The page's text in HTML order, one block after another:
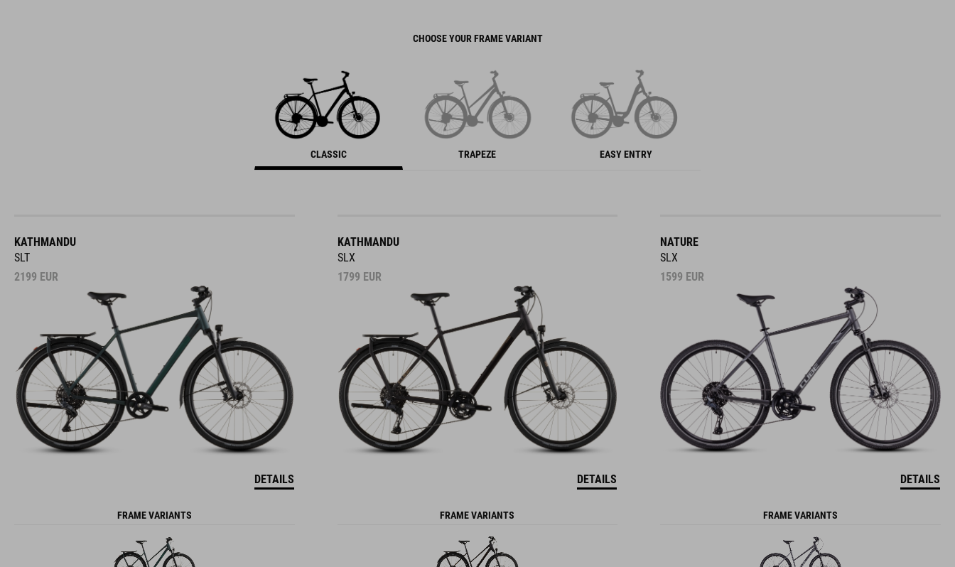
CHOOSE YOUR FRAME VARIANT
CLASSIC TRAPEZE EASY ENTRY
KATHMANDU
SLT
2199 EUR
DETAILS
FRAME VARIANTS
KATHMANDU
SLX
1799 EUR
DETAILS
FRAME VARIANTS
NATURE
SLX
1599 EUR
DETAILS
FRAME VARIANTS